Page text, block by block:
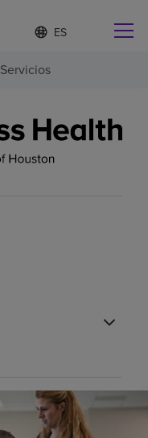
Lista
de
idiomas
contraída
d
o
s
e
e
Servicios